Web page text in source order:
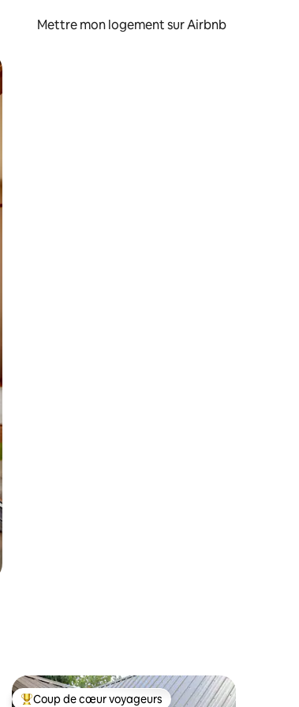
Mettre mon logement sur Airbnb
Coup de cœur voyageurs